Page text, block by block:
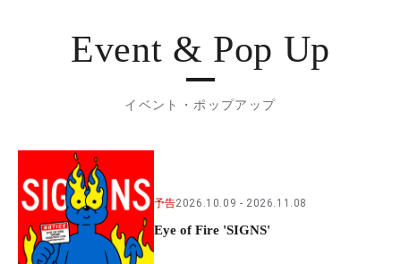
Event & Pop Up
イベント・ポップアップ
予告2026.10.09 2026.11.08
Eye of Fire 'SIGNS'